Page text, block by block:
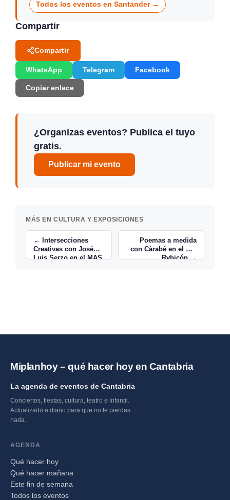
Todos los eventos en Santander →
Compartir
Compartir
WhatsApp Telegram Facebook
Copiar enlace
¿Organizas eventos? Publica el tuyo
gratis.
Publicar mi evento
MÁS EN CULTURA Y EXPOSICIONES
← Intersecciones
Creativas con José
Luis Serzo en el MAS
Poemas a medida
con Càrabé en el Bar
Rvbicón →
Miplanhoy – qué hacer hoy en Cantabria
La agenda de eventos de Cantabria
Conciertos, fiestas, cultura, teatro e infantil.
Actualizado a diario para que no te pierdas
nada.
AGENDA
Qué hacer hoy
Qué hacer mañana
Este fin de semana
Todos los eventos